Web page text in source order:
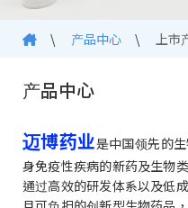
\ 产品中心 \ 上市
产品中心
迈博药业是中国领先的
身免疫性疾病的新药及生物
通过高效的研发体系以及低